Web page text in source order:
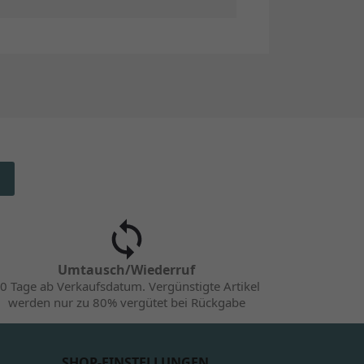
Umtausch/Wiederruf
Tage ab Verkaufsdatum. Vergünstigte Artikel
werden nur zu 80% vergütet bei Rückgabe